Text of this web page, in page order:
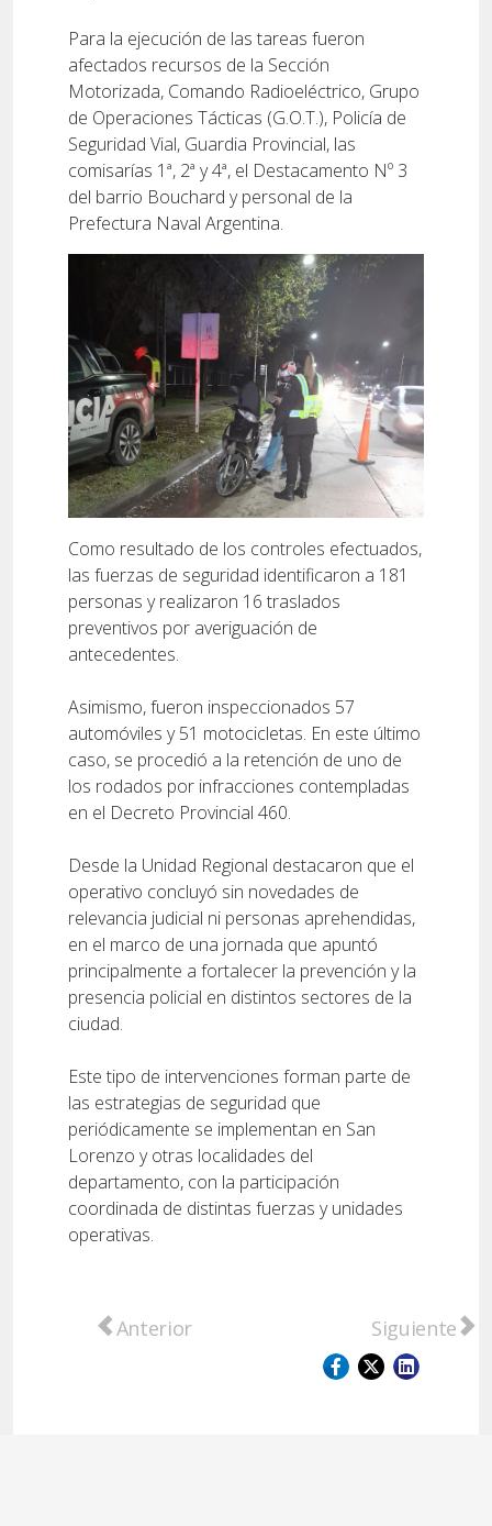
Para la ejecución de las tareas fueron
afectados recursos de la Sección
Motorizada, Comando Radioeléctrico, Grupo
de Operaciones Tácticas (G.O.T.), Policía de
Seguridad Vial, Guardia Provincial, las
comisarías 1ª, 2ª y 4ª, el Destacamento Nº 3
del barrio Bouchard y personal de la
Prefectura Naval Argentina.
Como resultado de los controles efectuados,
las fuerzas de seguridad identificaron a 181
personas y realizaron 16 traslados
preventivos por averiguación de
antecedentes.
Asimismo, fueron inspeccionados 57
automóviles y 51 motocicletas. En este último
caso, se procedió a la retención de uno de
los rodados por infracciones contempladas
en el Decreto Provincial 460.
Desde la Unidad Regional destacaron que el
operativo concluyó sin novedades de
relevancia judicial ni personas aprehendidas,
en el marco de una jornada que apuntó
principalmente a fortalecer la prevención y la
presencia policial en distintos sectores de la
ciudad.
Este tipo de intervenciones forman parte de
las estrategias de seguridad que
periódicamente se implementan en San
Lorenzo y otras localidades del
departamento, con la participación
coordinada de distintas fuerzas y unidades
operativas.
Artículo anterior: Condenaron a prisión
Anterior Artículo
Siguiente